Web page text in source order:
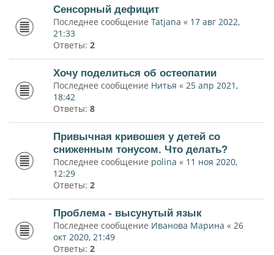
Сенсорный дефицит
Последнее сообщение Tatjana « 17 авг 2022,
21:33
Ответы: 2
Хочу поделиться об остеопатии
Последнее сообщение Нитья « 25 апр 2021,
18:42
Ответы: 8
Привычная кривошея у детей со
сниженным тонусом. Что делать?
Последнее сообщение polina « 11 ноя 2020,
12:29
Ответы: 2
Проблема - высунутый язык
Последнее сообщение Иванова Марина « 26
окт 2020, 21:49
Ответы: 2